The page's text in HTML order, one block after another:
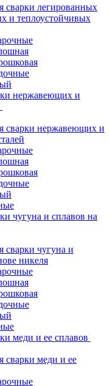
сварки легированных
и теплоустойчивых
нержавеющих и
сварки нержавеющих и
чугуна и сплавов на
сварки чугуна и
никеля
меди и ее сплавов
сварки меди и ее